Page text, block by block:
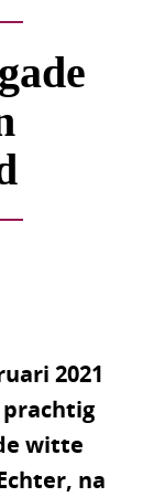
2021
prachtig
witte
na